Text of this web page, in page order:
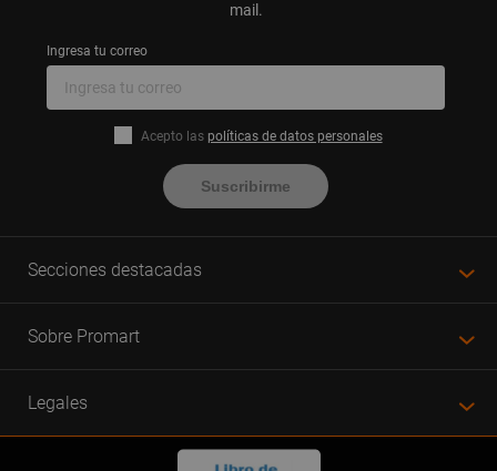
mail.
Ingresa tu correo
Acepto las políticas de datos personales
Suscribirme
Secciones destacadas
Sobre Promart
Legales